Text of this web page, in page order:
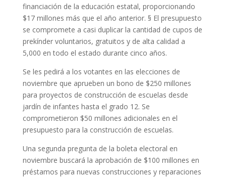
financiación de la educación estatal, proporcionando
$17 millones más que el año anterior. § El presupuesto
se compromete a casi duplicar la cantidad de cupos de
prekínder voluntarios, gratuitos y de alta calidad a
5,000 en todo el estado durante cinco años.
Se les pedirá a los votantes en las elecciones de
noviembre que aprueben un bono de $250 millones
para proyectos de construcción de escuelas desde
jardín de infantes hasta el grado 12. Se
comprometieron $50 millones adicionales en el
presupuesto para la construcción de escuelas.
Una segunda pregunta de la boleta electoral en
noviembre buscará la aprobación de $100 millones en
préstamos para nuevas construcciones y reparaciones